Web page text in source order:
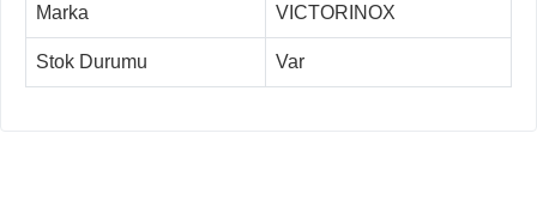
Marka VICTORINOX
Stok Durumu Var